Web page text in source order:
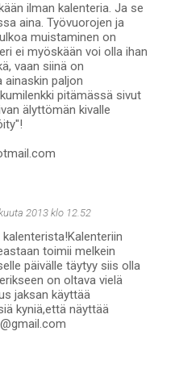
ilman kalenteria. Ja se
aina. Työvuorojen ja
muistaminen on
ei myöskään voi olla ihan
vaan siinä on
paljon
pitämässä sivut
älyttömän kivalle
2013 klo 12.52
kalenterista!Kalenteriin
toimii melkein
päivälle täytyy siis olla
on oltava vielä
jaksan käyttää
kyniä,että näyttää